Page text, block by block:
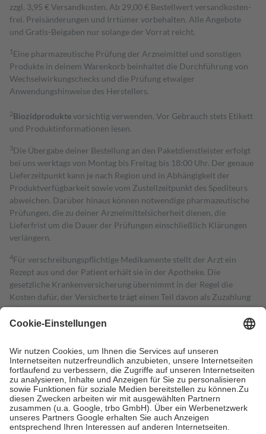
zzgl. 3,95 € Versandkosten. Ab 29,00 € Bestell­wert versand­kosten­
frei. Preisänderungen und Irrtümer vorbehalten. Alle Angebote
und Gratis-Beigaben nur solange der Vorrat reicht.
1 Eine pharmazeutische Prüfung der Arzneimittel und sonstigen
Produkte in deinem Warenkorb beinhaltet die Durchführung von
Wechselwirkungschecks und die Prüfung etwaiger
Anwendungshinweise des Herstellers.
2Biozidproduktevorsichtig verwenden. Vor Gebrauch stets Etikett
und Produktinformationen lesen.
3Die Übergabe deiner Bestellung an den Paketdienstleister erfolgt
bei uns werktags von Montag bis Freitag bis 18:00 Uhr. Der genaue
Lieferzeitpunkt kann je nach Region und in Abhängigkeit der
Produktverfügbarkeit sowie vom Zustellzeitpunkt des Spediteurs
abweichen. Darüber hinaus können notwendige pharmazeutische
Prüfungen, die zu deiner Arzneimittelsicherheit dienen, die
Lieferfrist um die Dauer der Prüfungen einschließlich Klärungen
verlängern.
4Für verschreibungspflichtige Medikamente stellt der Arzt ein
Rezept aus und der Patient erhält sie in der Apotheke. Die
gesetzliche Krankenversicherung übernimmt in der Regel die
Kosten dafür, der Versicherte trägt einen Teil davon als Zuzahlung
mit.
Grundsätzlich leisten Mitglieder Zuzahlungen in Höhe von zehn
höchstens zehn Euro.
Es sind jedoch nie mehr als die tatsächlichen
Kosten der Leistung zu entrichten.
Diese Regeln gelten grundsätzlich auch für Online-Apotheken.
Bei Heilmitteln und häuslicher Krankenpflege beträgt die
Zuzahlung zehn Prozent der Kosten sowie zehn Euro je
Verordnung.
Um das Engagement der Versicherten für ihre eigene Gesundheit zu